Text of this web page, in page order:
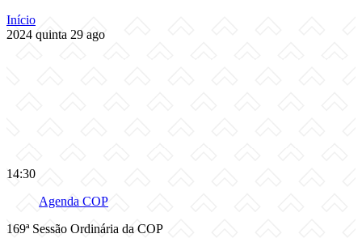
Início
2024 quinta 29 ago
14:30
Agenda COP
169ª Sessão Ordinária da COP